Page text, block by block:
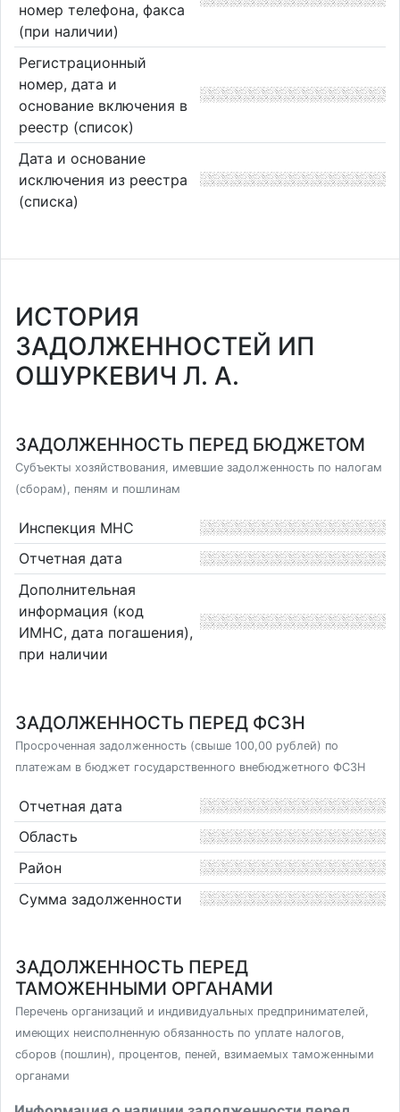
номер телефона, факса
(при наличии)
Регистрационный
номер, дата и
основание включения в
реестр (список)
Дата и основание
исключения из реестра
(списка)
ИСТОРИЯ
ЗАДОЛЖЕННОСТЕЙ ИП
ОШУРКЕВИЧ Л. А.
ЗАДОЛЖЕННОСТЬ ПЕРЕД БЮДЖЕТОМ
Субъекты хозяйствования, имевшие задолженность по налогам
(сборам), пеням и пошлинам
Инспекция МНС
Отчетная дата
Дополнительная
информация (код
ИМНС, дата погашения),
при наличии
ЗАДОЛЖЕННОСТЬ ПЕРЕД ФСЗН
Просроченная задолженность (свыше 100,00 рублей) по
платежам в бюджет государственного внебюджетного ФСЗН
Отчетная дата
Область
Район
Сумма задолженности
ЗАДОЛЖЕННОСТЬ ПЕРЕД
ТАМОЖЕННЫМИ ОРГАНАМИ
Перечень организаций и индивидуальных предпринимателей,
имеющих неисполненную обязанность по уплате налогов,
сборов (пошлин), процентов, пеней, взимаемых таможенными
органами